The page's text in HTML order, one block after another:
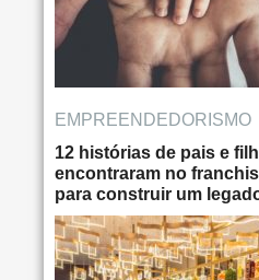
EMPREENDEDORISMO
12 histórias de pais e
encontraram no
para construir um